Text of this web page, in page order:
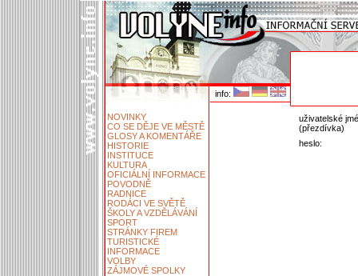
info:
NOVINKY
CO SE DĚJE VE MĚSTĚ
GLOSY A KOMENTÁŘE
HISTORIE
INSTITUCE
KULTURA
OFICIÁLNÍ INFORMACE
POVODNĚ
RADNICE
RODÁCI VE SVĚTĚ
ŠKOLY A VZDĚLÁVÁNÍ
SPORT
STRÁNKY FIREM
TURISTICKÉ
INFORMACE
VOLBY
ZÁJMOVÉ SPOLKY
uživatelské
(přezdívka)
heslo: